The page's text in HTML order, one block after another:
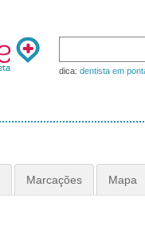
dica: dentista em
Marcações Mapa